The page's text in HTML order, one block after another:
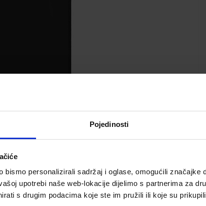
Pojedinosti
bismo personalizirali sadržaj i oglase, omogućili značajke
upotrebi naše web-lokacije dijelimo s partnerima za
s drugim podacima koje ste im pružili ili koje su